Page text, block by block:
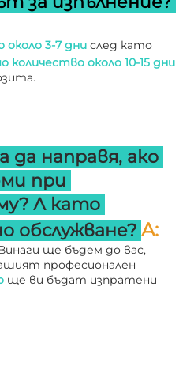
около 3-7 дни след като
да направя, ако
при
Л като
обслужване?
ще бъдем до вас,
ще ви бъдат изпратени